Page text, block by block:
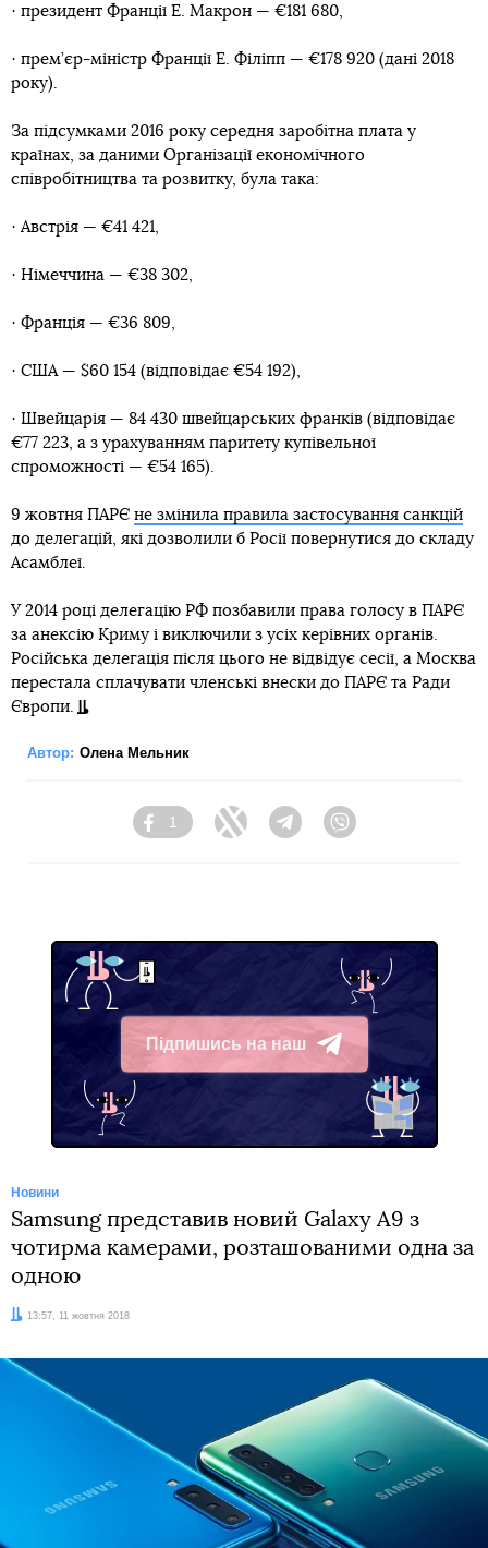
· президент Франції Е. Макрон — €181 680,
· прем’єр-міністр Франції Е. Філіпп — €178 920 (дані 2018
року).
За підсумками 2016 року середня заробітна плата у
країнах, за даними Організації економічного
співробітництва та розвитку, була така:
· Австрія — €41 421,
· Німеччина — €38 302,
· Франція — €36 809,
· США — $60 154 (відповідає €54 192),
· Швейцарія — 84 430 швейцарських франків (відповідає
€77 223, а з урахуванням паритету купівельної
спроможності — €54 165).
9 жовтня ПАРЄ не змінила правила застосування санкцій
до делегацій, які дозволили б Росії повернутися до складу
Асамблеї.
У 2014 році делегацію РФ позбавили права голосу в ПАРЄ
за анексію Криму і виключили з усіх керівних органів.
Російська делегація після цього не відвідує сесії, а Москва
перестала сплачувати членські внески до ПАРЄ та Ради
Європи.
Автор: Олена Мельник
Facebook
1
Twitter Telegram
Підпишись на наш
Telegram
Новини
Samsung представив новий Galaxy A9 з
чотирма камерами, розташованими одна за
одною
Дата:13:57, 11 жовтня 2018